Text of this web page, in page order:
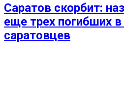
Саратов скорбит:
еще трех погибших
саратовцев